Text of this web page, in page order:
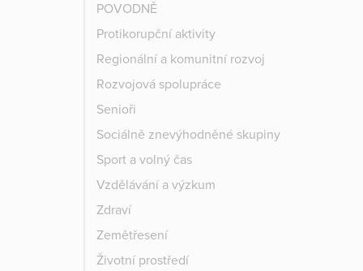
POVODNĚ
Protikorupční aktivity
Regionální a komunitní rozvoj
Rozvojová spolupráce
Senioři
Sociálně znevýhodněné skupiny
Sport a volný čas
Vzdělávání a výzkum
Zdraví
Zemětřesení
Životní prostředí